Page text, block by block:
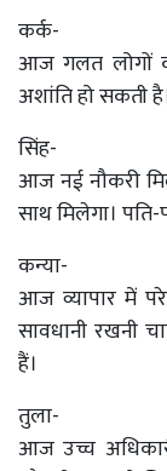
कर्क-
आज गलत लोगों
अशांति हो सकती
सिंह-
आज नई नौकरी
साथ मिलेगा।
कन्या-
आज व्यापार में
सावधानी रखनी
हैं।
तुला-
आज उच्च